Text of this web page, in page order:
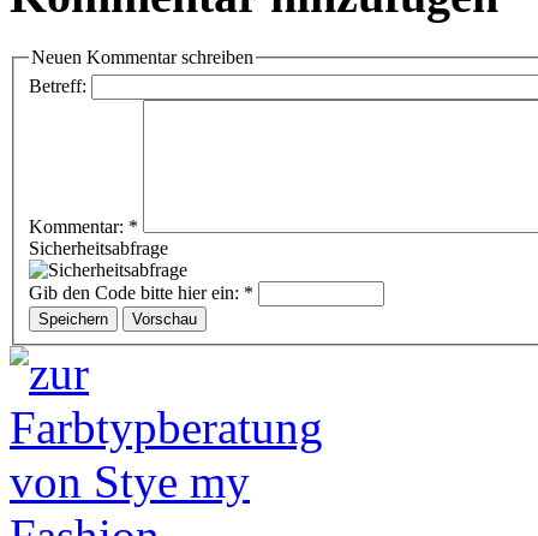
Neuen Kommentar schreiben
Betreff:
Kommentar: *
Sicherheitsabfrage
Gib den Code bitte hier ein: *